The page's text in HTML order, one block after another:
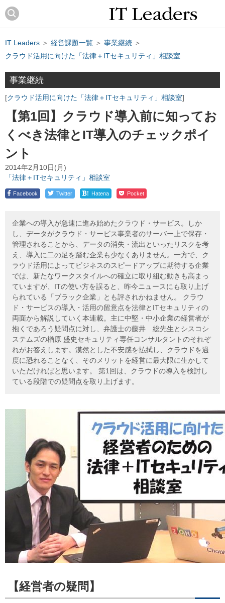
IT Leaders ＞ 経営課題一覧 ＞ 事業継続 ＞
クラウド活用に向けた「法律＋ITセキュリティ」相談室
事業継続
クラウド活用に向けた「法律＋ITセキュリティ」相談室
【第1回】クラウド導入前に知ってお
くべき法律とIT導入のチェックポイ
ント
2014年2月10日(月)
「法律＋ITセキュリティ」相談室
Facebook Twitter ! Hatena Pocket
企業への導入が急速に進み始めたクラウド・サービス。しか
し、データがクラウド・サービス事業者のサーバー上で保存・
管理されることから、データの消失・流出といったリスクを考
え、導入に二の足を踏む企業も少なくありません。一方で、ク
ラウド活用によってビジネスのスピードアップに期待する企業
では、新たなワークスタイルへの確立に取り組む動きも高まっ
ていますが、ITの使い方を誤ると、昨今ニュースにも取り上げ
られている「ブラック企業」とも評されかねません。 クラウ
ド・サービスの導入・活用の留意点を法律とITセキュリティの
両面から解説していく本連載。主に中堅・中小企業の経営者が
抱くであろう疑問点に対し、弁護士の藤井 総先生とシスコシ
ステムズの楢原 盛史セキュリティ専任コンサルタントのそれぞ
れがお答えします。漠然とした不安感を払拭し、クラウドを過
度に恐れることなく、そのメリットを経営に最大限に生かして
いただければと思います。 第1回は、クラウドの導入を検討し
ている段階での疑問点を取り上げます。
【経営者の疑問】